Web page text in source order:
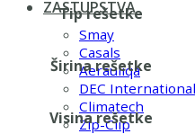
ZASTUPSTVA
Smay
Casals
Aerauliqa
DEC International
Climatech
Zip-Clip
Tip rešetke
Širina rešetke
Visina rešetke